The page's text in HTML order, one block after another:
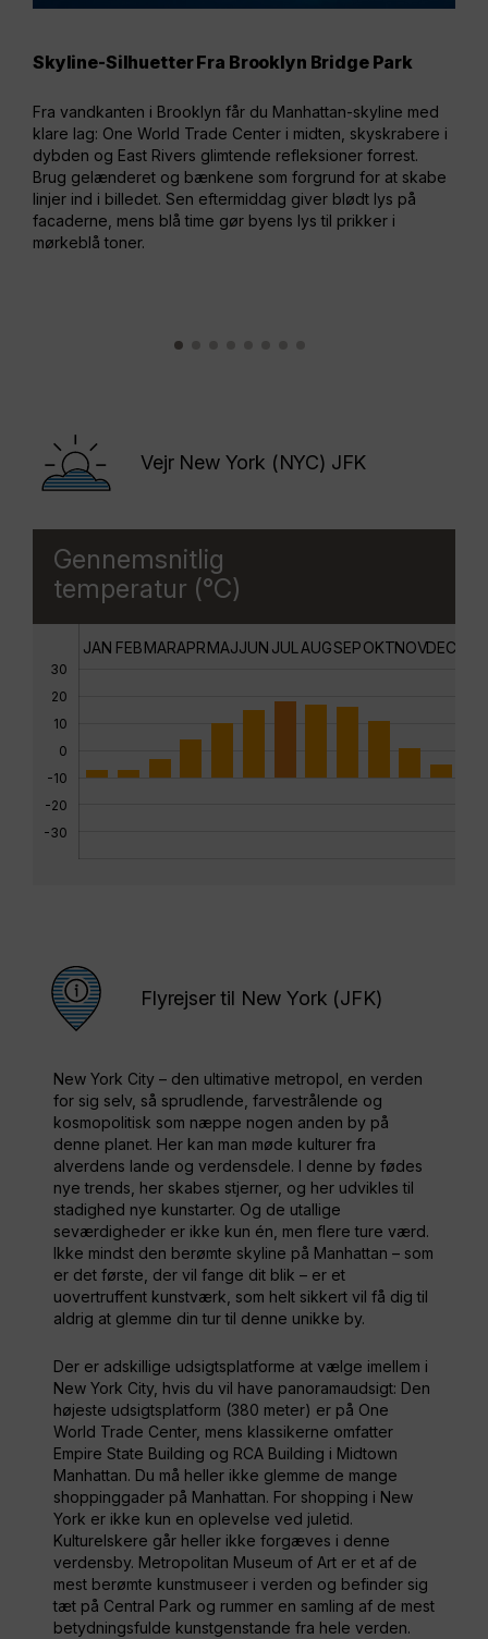
Skyline-Silhuetter Fra Brooklyn Bridge Park
Fra vandkanten i Brooklyn får du Manhattan-skyline med
klare lag: One World Trade Center i midten, skyskrabere i
dybden og East Rivers glimtende refleksioner forrest.
Brug gelænderet og bænkene som forgrund for at skabe
linjer ind i billedet. Sen eftermiddag giver blødt lys på
facaderne, mens blå time gør byens lys til prikker i
mørkeblå toner.
Vejr New York (NYC) JFK
Gennemsnitlig
temperatur (°C)
30
20
10
0
-10
-20
-30
JAN FEBMARAPRMAJJUN JUL AUGSEPOKTNOVDEC
Flyrejser til New York (JFK)
New York City – den ultimative metropol, en verden
for sig selv, så sprudlende, farvestrålende og
kosmopolitisk som næppe nogen anden by på
denne planet. Her kan man møde kulturer fra
alverdens lande og verdensdele. I denne by fødes
nye trends, her skabes stjerner, og her udvikles til
stadighed nye kunstarter. Og de utallige
seværdigheder er ikke kun én, men flere ture værd.
Ikke mindst den berømte skyline på Manhattan – som
er det første, der vil fange dit blik – er et
uovertruffent kunstværk, som helt sikkert vil få dig til
aldrig at glemme din tur til denne unikke by.
Der er adskillige udsigtsplatforme at vælge imellem i
New York City, hvis du vil have panoramaudsigt: Den
højeste udsigtsplatform (380 meter) er på One
World Trade Center, mens klassikerne omfatter
Empire State Building og RCA Building i Midtown
Manhattan. Du må heller ikke glemme de mange
shoppinggader på Manhattan. For shopping i New
York er ikke kun en oplevelse ved juletid.
Kulturelskere går heller ikke forgæves i denne
verdensby. Metropolitan Museum of Art er et af de
mest berømte kunstmuseer i verden og befinder sig
tæt på Central Park og rummer en samling af de mest
betydningsfulde kunstgenstande fra hele verden.